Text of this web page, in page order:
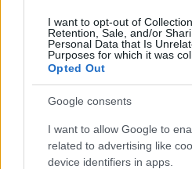
I want to opt-out of
Retention, Sale, and/or
Personal Data that Is
Purposes for which it was
Opted Out
Google consents
I want to allow Google to
related to advertising like
device identifiers in apps.
εξασφαλίσει το οικονομικό